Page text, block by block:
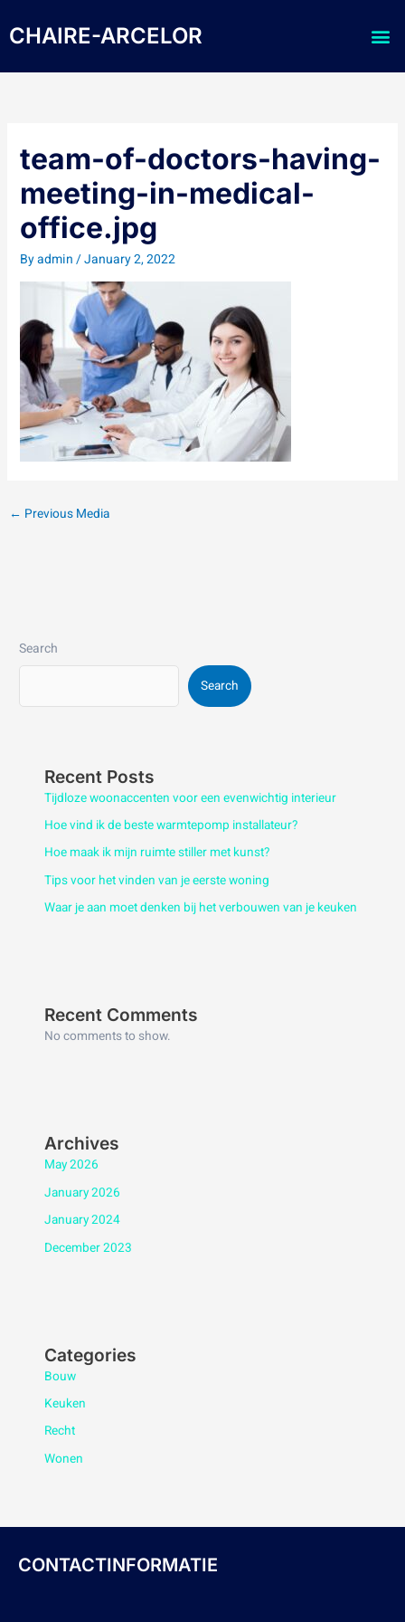
to
content
CHAIRE-ARCELOR
team-of-doctors-having-
meeting-in-medical-
office.jpg
Byadmin/January 2, 2022
← Previous Media
Search
Search
Recent Posts
Tijdloze woonaccenten voor een evenwichtig interieur
Hoe vind ik de beste warmtepomp installateur?
Hoe maak ik mijn ruimte stiller met kunst?
Tips voor het vinden van je eerste woning
Waar je aan moet denken bij het verbouwen van je keuken
Recent Comments
No comments to show.
Archives
May 2026
January 2026
January 2024
December 2023
Categories
Bouw
Keuken
Recht
Wonen
CONTACTINFORMATIE